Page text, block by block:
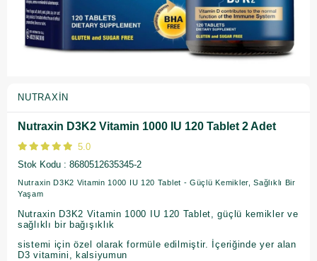
NUTRAXIN
Nutraxin D3K2 Vitamin 1000 IU 120 Tablet 2 Adet
5.0
Stok Kodu
8680512635345-2
Nutraxin D3K2 Vitamin 1000 IU 120 Tablet - Güçlü Kemikler, Sağlıklı Bir
Yaşam
Nutraxin D3K2 Vitamin 1000 IU 120 Tablet, güçlü kemikler ve
sağlıklı bir bağışıklık
sistemi için özel olarak formüle edilmiştir. İçeriğinde yer alan
D3 vitamini, kalsiyumun